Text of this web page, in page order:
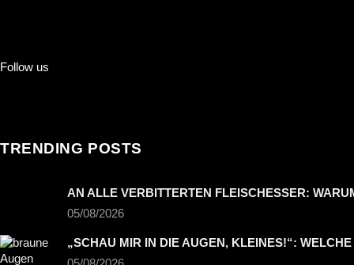
Follow us
TRENDING POSTS
AN ALLE VERBITTERTEN FLEISCHESSER:
05/08/2026
„SCHAU MIR IN DIE AUGEN, KLEINES!“: